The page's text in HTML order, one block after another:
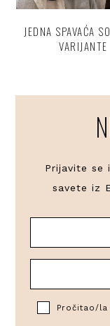
JEDNA SPAVAĆA
VARIJANTE
Prijavite se
savete iz
Pročitao/